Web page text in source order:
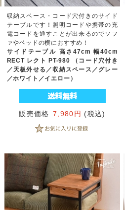
収納スペース・コード穴付きのサイド
テーブルです！照明コードや携帯の充
電コードを通すことが出来るのでソフ
ァやベッドの横におすすめ！
サイドテーブル 高さ47cm 幅40cm
RECT レクト PT-980 （コード穴付き
／天板外せる／収納スペース／グレー
／ホワイト／イエロー）
販売価格 7,980円 (税込)